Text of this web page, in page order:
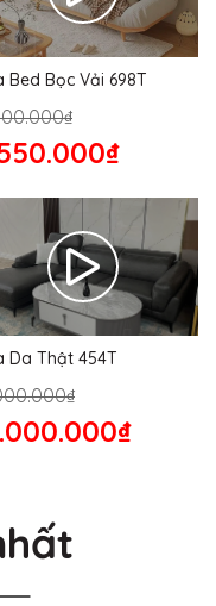
Bed Bọc Vải 698T
Da Thật 454T